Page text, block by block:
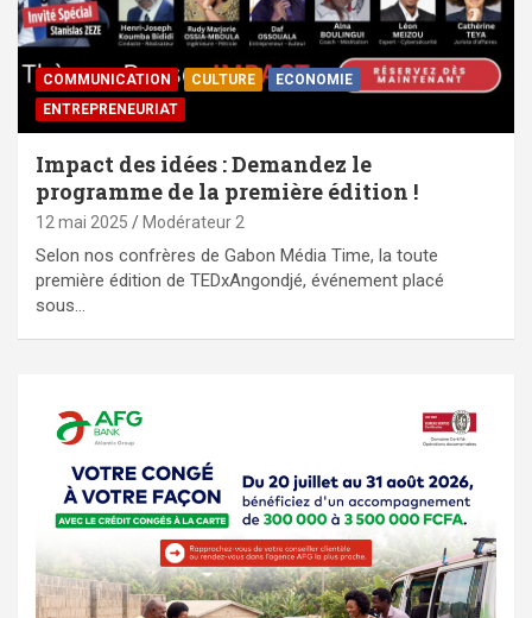
COMMUNICATION CULTURE
ECONOMIE
ENTREPRENEURIAT
Impact des idées : Demandez le
programme de la première édition !
12 mai 2025 Modérateur 2
Selon nos confrères de Gabon Média Time, la toute
première édition de TEDxAngondjé, événement placé
sous…